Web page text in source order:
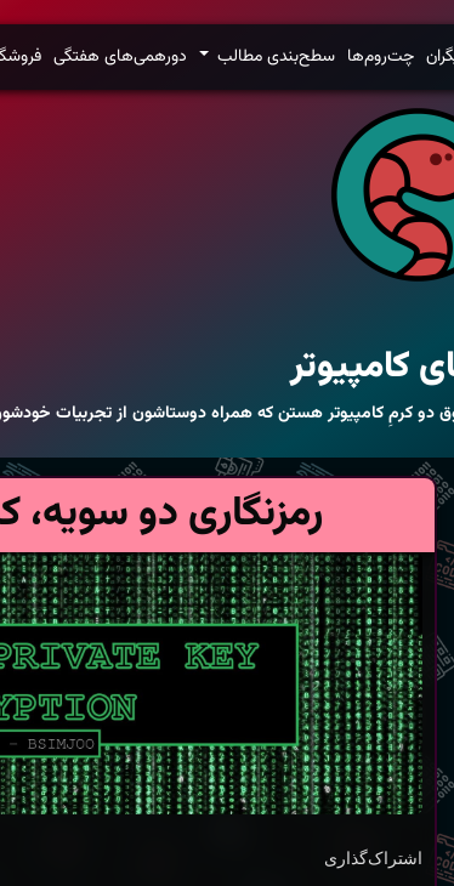
چت‌روم‌ها سطح‌بندی مطالب دورهمی‌های هفتگی
کامپیوتر
دو کرمِ کامپیوتر هستن که همراه دوستاشون از تجربیات
رمزنگاری دو
اشتراک‌گذاری